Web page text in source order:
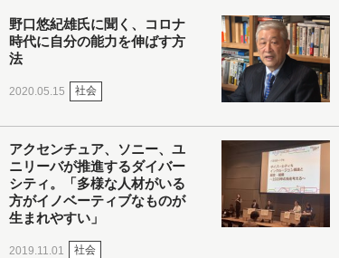
野口悠紀雄氏に聞く、コロナ
時代に自分の能力を伸ばす方
法
2020.05.15 社会
アクセンチュア、ソニー、ユ
ニリーバが推進するダイバー
シティ。「多様な人材がいる
方がイノベーティブなものが
生まれやすい」
2019.11.01 社会